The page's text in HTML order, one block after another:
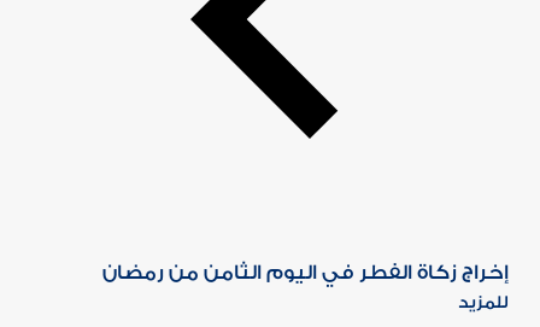
إخراج زكاة الفطر في اليوم الثامن من رمضان
للمزيد